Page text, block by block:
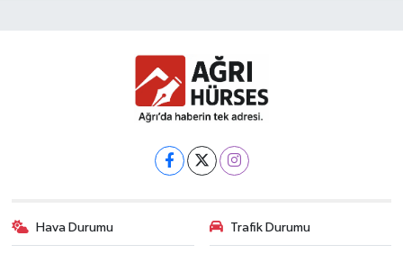
Hava Durumu Trafik Durumu